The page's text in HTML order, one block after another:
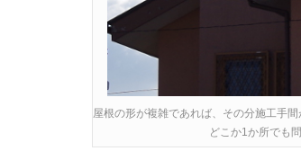
屋根の形が複雑であれば、その分施工手
どこか1か所でも